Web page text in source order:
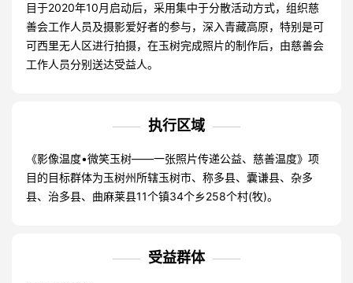
目于2020年10月启动后，采用集中于分散活动方式，组织慈
善会工作人员及摄影爱好者的参与，深入青藏高原，特别是可
可西里无人区进行拍摄，在玉树完成照片的制作后，由慈善会
工作人员分别送达受益人。
执行区域
《影像温度•微笑玉树——一张照片传递公益、慈善温度》项
目的目标群体为玉树州所辖玉树市、称多县、囊谦县、杂多
县、治多县、曲麻莱县11个镇34个乡258个村(牧)。
受益群体